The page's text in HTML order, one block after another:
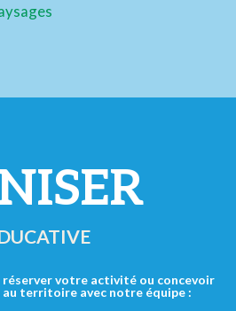
votre activité ou concevoir
au territoire avec notre équipe :